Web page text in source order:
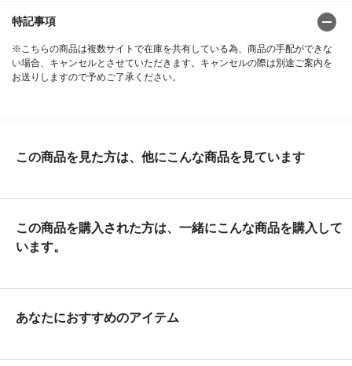
特記事項
※こちらの商品は複数サイトで在庫を共有している為、商品の手配ができな
い場合、キャンセルとさせていただきます。キャンセルの際は別途ご案内を
お送りしますので予めご了承ください。
この商品を見た方は、他にこんな商品を見ています
この商品を購入された方は、一緒にこんな商品を購入して
います。
あなたにおすすめのアイテム